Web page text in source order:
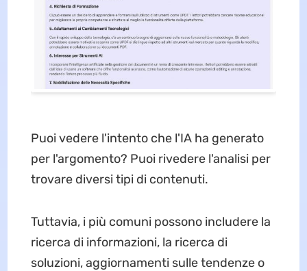
Puoi vedere l'intento che l'IA ha generato
per l'argomento? Puoi rivedere l'analisi per
trovare diversi tipi di contenuti.
Tuttavia, i più comuni possono includere la
ricerca di informazioni, la ricerca di
soluzioni, aggiornamenti sulle tendenze o